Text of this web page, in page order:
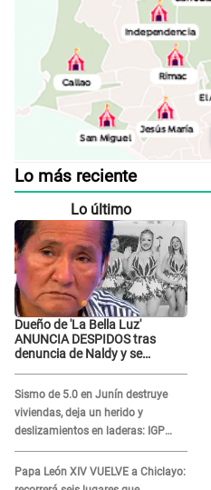
Lo más reciente
Lo último
Dueño de 'La Bella Luz'
ANUNCIA DESPIDOS tras
denuncia de Naldy y se
vulneradas"
Sismo de 5.0 en Junín destruye
viviendas, deja un herido y
deslizamientos en laderas: IGP
alerta sobre posibles réplicas
Papa León XIV VUELVE a Chiclayo: